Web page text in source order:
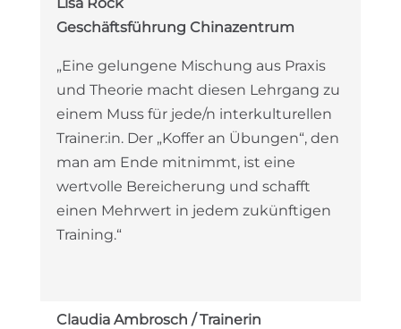
Geschäftsführung Chinazentrum
„Eine gelungene Mischung aus Praxis
und Theorie macht diesen Lehrgang zu
einem Muss für jede/n interkulturellen
Trainer:in. Der „Koffer an Übungen“, den
man am Ende mitnimmt, ist eine
wertvolle Bereicherung und schafft
einen Mehrwert in jedem zukünftigen
Training.“
Claudia Ambrosch /Trainerin